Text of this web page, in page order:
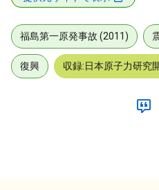
福島第一原発事故 (2011)
復興 収録:日本原子力研究